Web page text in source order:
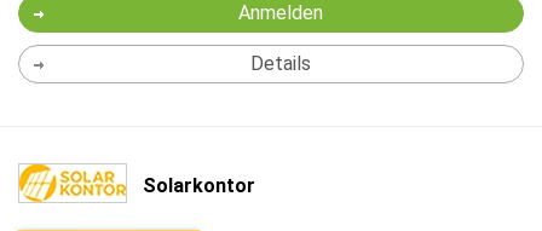
Anmelden
Details
Solarkontor